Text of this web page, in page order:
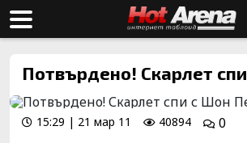
Потвърдено! Скарлет
15:29 | 21 мар 11 40894 0